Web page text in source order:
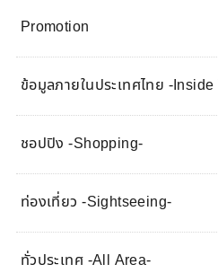
Promotion
ข้อมูลภายในประเทศไทย -
ชอปปิง -Shopping-
ท่องเที่ยว -Sightseeing-
ทั่วประเทศ -All Area-